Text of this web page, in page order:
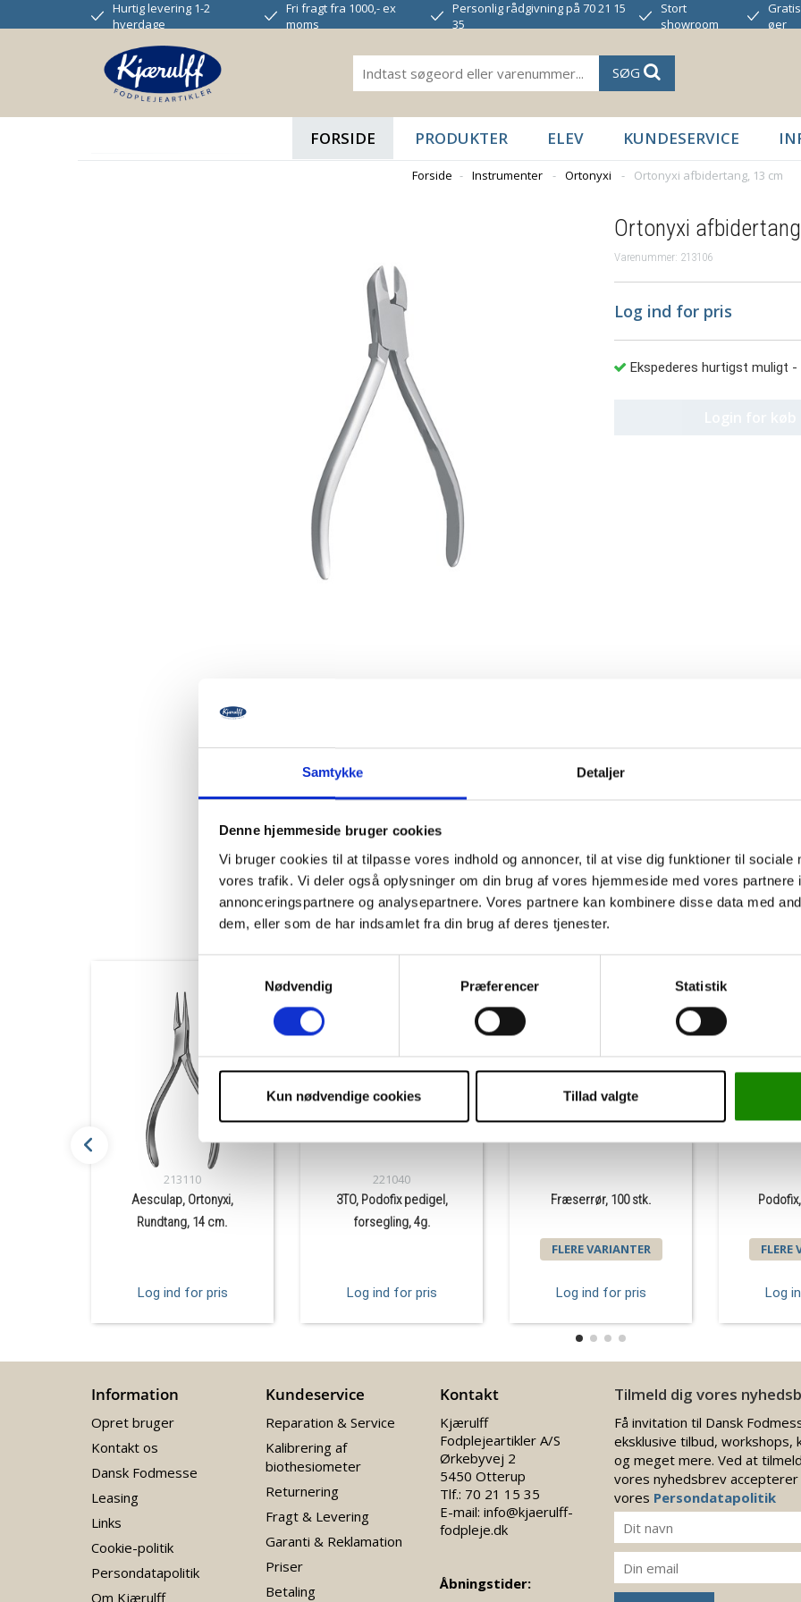
Samtykke Detaljer
Denne hjemmeside bruger cookies
Vi bruger cookies til at tilpasse vores indhold og annoncer, til at vise dig funktioner til sociale
vores trafik. Vi deler også oplysninger om din brug af vores hjemmeside med vores partnere
annonceringspartnere og analysepartnere. Vores partnere kan kombinere disse data med
dem, eller som de har indsamlet fra din brug af deres tjenester.
Nødvendig
Præferencer Statistik
Kun nødvendige cookies Tillad valgte
Hurtig levering 1-2
hverdage
Fri fragt fra 1000,- ex
moms
Personlig rådgivning på 70 21 15
35
Stort
showroom
øer
SØG
FORSIDE PRODUKTER ELEV KUNDESERVICE
Forside - Instrumenter - Ortonyxi - Ortonyxi afbidertang, 13 cm
Ortonyxi
Varenummer: 213106
Log ind for pris
Ekspederes hurtigst muligt -
Beskrivelse
Levering og Returnering
Andre har også købt
213110
Aesculap, Ortonyxi,
Rundtang, 14 cm.
Log ind for pris
221040
3TO, Podofix pedigel,
forsegling, 4g.
Log ind for pris
Fræserrør, 100 stk.
FLERE VARIANTER
Log ind for pris
FLERE
Log
Information
Opret bruger
Kontakt os
Dansk Fodmesse
Leasing
Links
Cookie-politik
Persondatapolitik
Om Kjærulff
Kundeservice
Reparation & Service
Kalibrering af
biothesiometer
Returnering
Fragt & Levering
Garanti & Reklamation
Priser
Betaling
Kontakt
Kjærulff
Fodplejeartikler A/S
Ørkebyvej 2
5450 Otterup
Tlf.: 70 21 15 35
E-mail: info@kjaerulff-
fodpleje.dk
Åbningstider:
Tilmeld dig vores
Få invitation til Dansk
eksklusive tilbud, workshops,
og meget mere. Ved at
vores nyhedsbrev accepterer
vores Persondatapolitik